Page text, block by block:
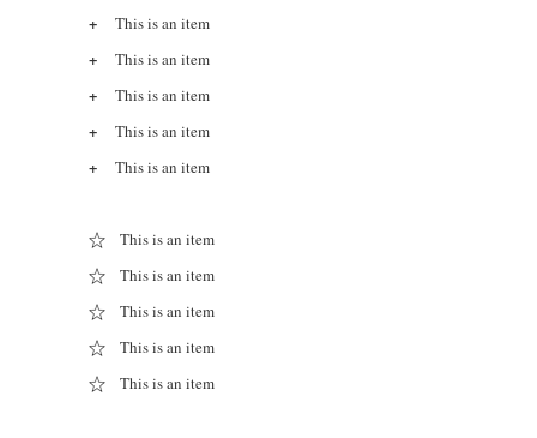
This is an item
This is an item
This is an item
This is an item
This is an item
This is an item
This is an item
This is an item
This is an item
This is an item